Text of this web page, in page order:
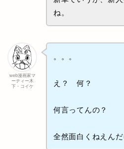
ね。
web漫画家マ
ーティー木
下・コイケ
。。。
え？ 何？
何言ってんの？
全然面白くねえん